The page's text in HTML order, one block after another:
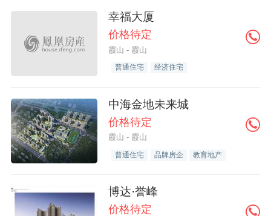
幸福大厦
价格待定
霞山 - 霞山
普通住宅 经济住宅
中海金地未来城
价格待定
霞山 - 霞山
普通住宅 品牌房企 教育地产
博达·誉峰
价格待定